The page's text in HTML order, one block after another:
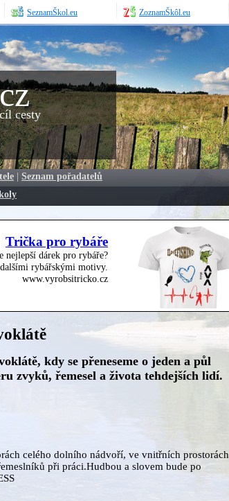
SeznamŠkol.eu ZoznamŠkôl.eu
cesty
| Seznam pořadatelů
Trička pro rybáře
nejlepší dárek pro rybáře?
rybářskými motivy.
www.vyrobsitricko.cz
kdy se přeneseme o jeden a půl
zvyků, řemesel a života tehdejších lidí.
celého dolního nádvoří, ve vnitřních prostorách
při práci.Hudbou a slovem bude po